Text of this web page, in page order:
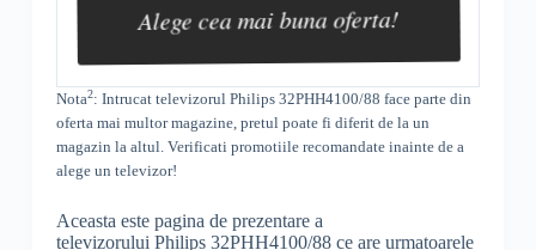
Alege cea mai buna oferta!
Nota2: Intrucat televizorul Philips 32PHH4100/88 face parte din
oferta mai multor magazine, pretul poate fi diferit de la un
magazin la altul . Verificati promotiile recomandate inainte de a
alege un televizor!
Aceasta este pagina de prezentare a
televizorului Philips 32PHH4100/88 ce are urmatoarele